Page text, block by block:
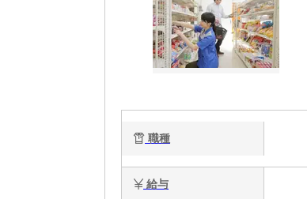
職種
給与